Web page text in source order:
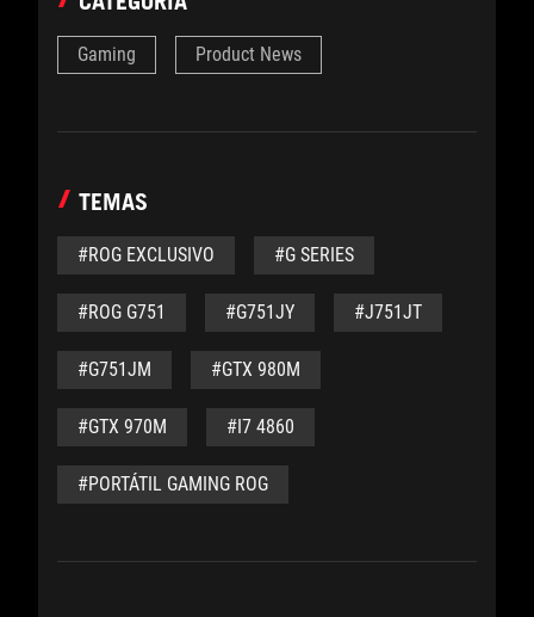
Gaming Product News
TEMAS
#ROG EXCLUSIVO #G SERIES
#ROG G751 #G751JY #J751JT
#G751JM #GTX 980M
#GTX 970M #I7 4860
#PORTÁTIL GAMING ROG